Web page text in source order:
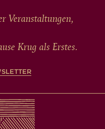
Veranstaltungen,
Krug als Erstes.